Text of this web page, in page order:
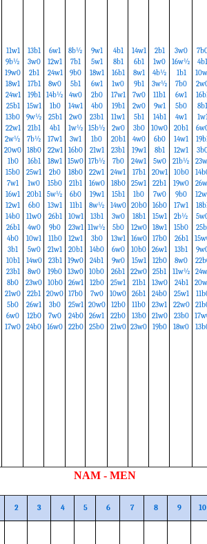
11w1
9b½
19w0
18w1
24w1
25b1
13b0
22w1
2w½
20w0
1b0
15b0
7w1
16w1
12w1
14b0
26b1
4b0
3b1
10b1
23b1
8b0
21w0
5b0
6w0
17w0
13b1
3w0
2b1
17b1
19b1
15w1
9w½
21b1
7b½
18b0
16b1
25w1
1w0
20b1
6b0
11w0
4w0
10w1
5w0
14w0
8w0
23w0
22b1
26w1
12b0
24b0
6w1
12w1
24w1
8w0
14b½
1b0
25b1
4b1
17w1
22w1
18w1
2b0
15b0
5w½
13w1
26b1
9b0
11b0
21w1
23b1
19b0
10b0
20w0
3b0
7w0
16w0
8b½
7b1
9b0
5b1
4w0
14w1
2w0
1w½
3w1
16b0
15w0
18b0
21b1
6b0
11b1
10w1
23w1
12w1
20b1
19w0
13w0
26w1
17b0
25w1
24b0
22b0
9w1
5w1
18w1
6w1
2b0
4b0
23b1
15b½
1b0
21w1
17b½
22w1
16w0
19w1
8w½
13b1
11w½
3b0
14b0
24b1
10b0
12b0
7w0
20w0
26w1
25b0
4b1
8b1
16b1
1w0
17w1
19b1
11w1
2w0
20b1
23b1
7b0
24w1
18b0
15b1
14w0
3w0
5b0
13w1
6w0
9w0
26b1
25w1
10w0
12b0
22b0
21w0
14w1
6b1
8w1
9b1
7w0
2w0
5b1
3b0
4w0
19w1
24w1
17b1
25w1
1b0
20b0
18b1
12w0
16w0
10b0
15w1
22w0
21b1
26b1
11b0
13b0
23w0
2b1
1w0
4b½
3w½
11b1
9w1
14b1
10w0
6b0
8b1
5w0
20w1
22b1
7w0
16b0
15w1
18w1
17b0
26w1
12b0
25b1
13w0
24b0
23w1
21w0
19b0
3w0
16w½
1b1
7b0
6w1
5b0
4w1
20b1
14w1
12w1
21b½
10b0
19w0
9b0
17w1
2b½
15b0
26b1
13b1
8w0
11w½
24b1
25w1
22w0
23b0
18w0
4b1
8b1
NAM - MEN
2 3 4 5 6 7 8 9 10